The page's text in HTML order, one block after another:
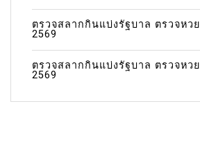
ตรวจสลากกินแบ่งรัฐบาล ตรวจหว
2569
ตรวจสลากกินแบ่งรัฐบาล ตรวจหว
2569